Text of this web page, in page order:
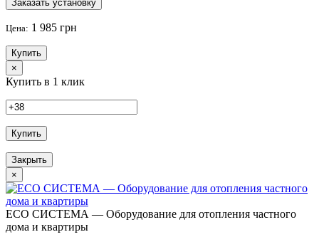
Заказать установку
Цена: 1 985 грн
Купить
×
Купить в 1 клик
Купить
Закрыть
×
ECO СИСТЕМА — Оборудование для отопления частного
дома и квартиры